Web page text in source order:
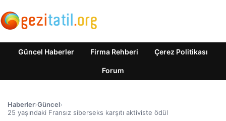
Güncel Haberler Firma Rehberi Çerez Politikası
Forum
Haberler›Güncel›
25 yaşındaki Fransız siberseks karşıtı aktiviste ödül